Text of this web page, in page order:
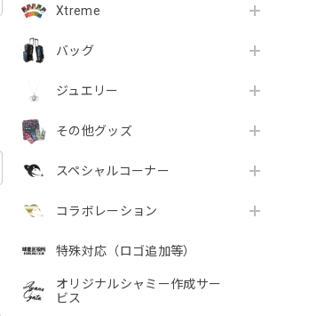
Xtreme
バッグ
ジュエリー
その他グッズ
スペシャルコーナー
コラボレーション
特殊対応（ロゴ追加等）
オリジナルシャミー作成サー
ビス